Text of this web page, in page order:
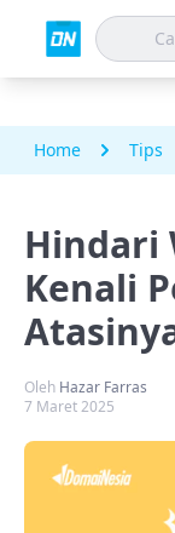
Home Tips
Hindari
Kenali
Oleh Hazar Farras
7 Maret 2025